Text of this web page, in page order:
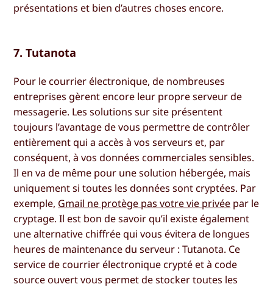
présentations et bien d’autres choses encore.
7. Tutanota
Pour le courrier électronique, de nombreuses
entreprises gèrent encore leur propre serveur de
messagerie. Les solutions sur site présentent
toujours l’avantage de vous permettre de contrôler
entièrement qui a accès à vos serveurs et, par
conséquent, à vos données commerciales sensibles.
Il en va de même pour une solution hébergée, mais
uniquement si toutes les données sont cryptées. Par
exemple, Gmail ne protège pas votre vie privée par le
cryptage. Il est bon de savoir qu’il existe également
une alternative chiffrée qui vous évitera de longues
heures de maintenance du serveur : Tutanota. Ce
service de courrier électronique crypté et à code
source ouvert vous permet de stocker toutes les